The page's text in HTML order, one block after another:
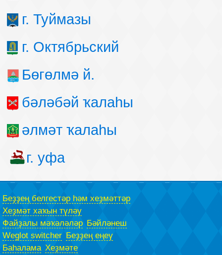
г. Туймазы
г. Октябрьский
Бөгөлмә й.
бәләбәй ҡалаһы
әлмәт ҡалаһы
г. уфа
Беҙҙең белгестәр һәм хеҙмәттәр
Хеҙмәт хаҡын түләү
Файҙалы мәҡәләләр Бәйләнеш
Weglot switcher Беҙҙең еңеү
Баһалама Хеҙмәте